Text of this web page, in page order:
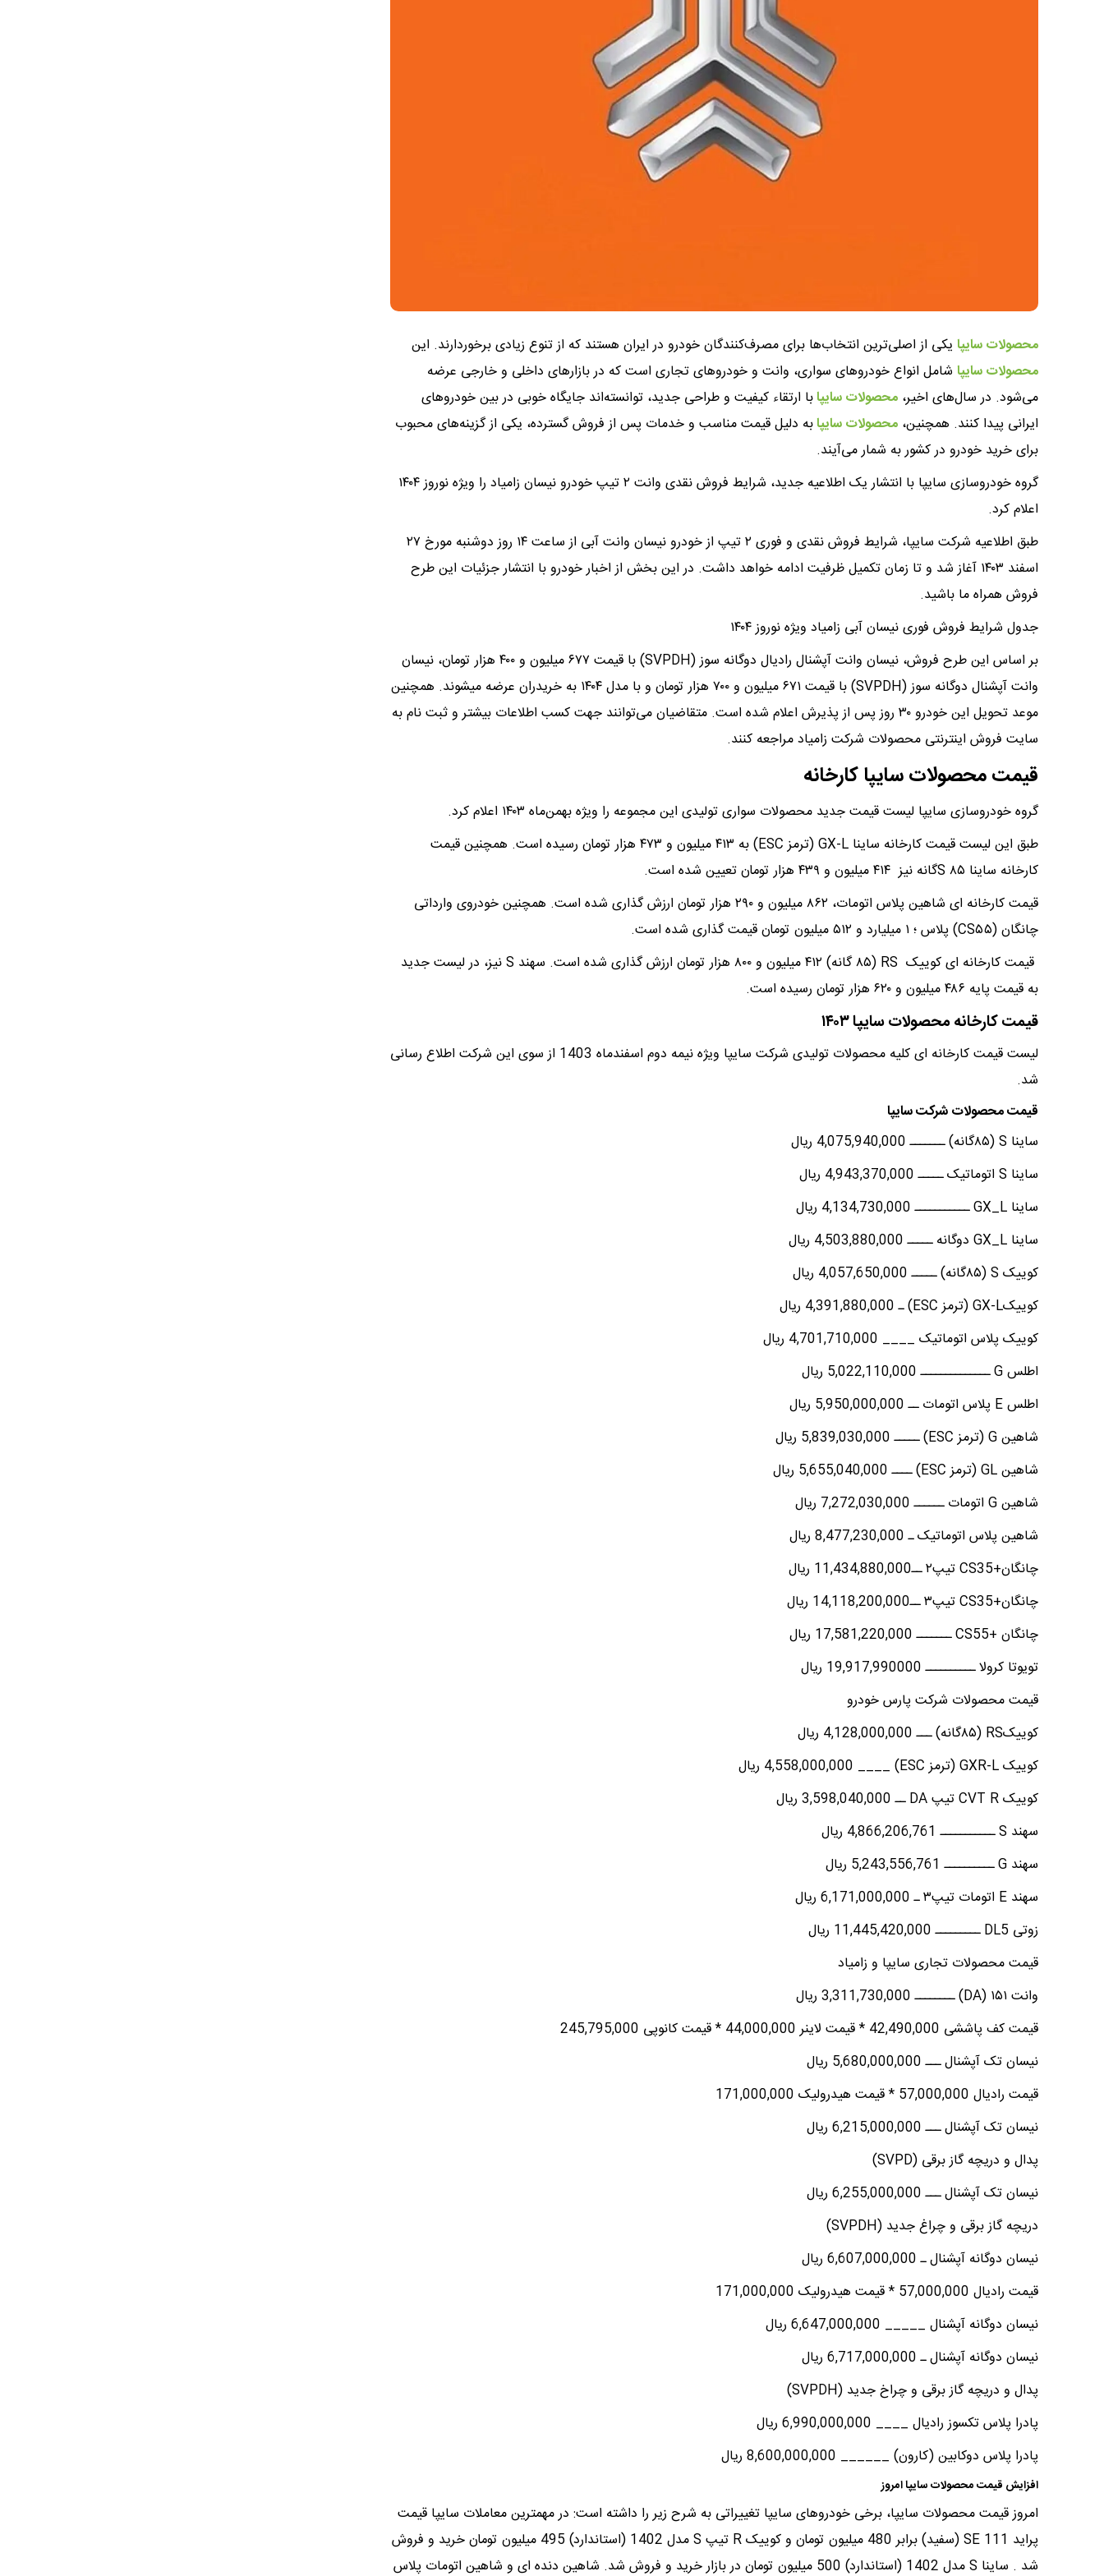
محصولات سایپا یکی از اصلی‌ترین انتخاب‌ها برای مصرف‌کنندگان خودرو در ایران هستند که از تنوع زیادی برخوردارند. این
محصولات سایپا شامل انواع خودروهای سواری، وانت و خودروهای تجاری است که در بازارهای داخلی و خارجی عرضه
می‌شود. در سال‌های اخیر، محصولات سایپابا ارتقاء کیفیت و طراحی جدید، توانسته‌اند جایگاه خوبی در بین خودروهای
ایرانی پیدا کنند. همچنین، محصولات سایپابه دلیل قیمت مناسب و خدمات پس از فروش گسترده، یکی از گزینه‌های محبوب
برای خرید خودرو در کشور به شمار می‌آیند.
گروه خودروسازی سایپا با انتشار یک اطلاعیه جدید، شرایط فروش نقدی وانت ۲ تیپ خودرو نیسان زامیاد را ویژه نوروز ۱۴۰۴
اعلام کرد.
طبق اطلاعیه شرکت سایپا، شرایط فروش نقدی و فوری ۲ تیپ از خودرو نیسان وانت آبی از ساعت ۱۴ روز دوشنبه مورخ ۲۷
اسفند ۱۴۰۳ آغاز شد و تا زمان تکمیل ظرفیت ادامه خواهد داشت. در این بخش از اخبار خودرو با انتشار جزئیات این طرح
فروش همراه ما باشید.
جدول شرایط فروش فوری نیسان آبی زامیاد ویژه نوروز ۱۴۰۴
بر اساس این طرح فروش، نیسان وانت آپشنال رادیال دوگانه سوز (SVPDH) با قیمت ۶۷۷ میلیون و ۴۰۰ هزار تومان، نیسان
وانت آپشنال دوگانه سوز (SVPDH) با قیمت ۶۷۱ میلیون و ۷۰۰ هزار تومان و با مدل ۱۴۰۴ به خریدران عرضه میشوند. همچنین
موعد تحویل این خودرو ۳۰ روز پس از پذیرش اعلام شده است. متقاضیان می‌توانند جهت کسب اطلاعات بیشتر و ثبت نام به
سایت فروش اینترنتی محصولات شرکت زامیاد مراجعه کنند.
قیمت محصولات سایپا کارخانه
گروه خودروسازی سایپا لیست قیمت جدید محصولات سواری تولیدی این مجموعه را ویژه بهمن‌ماه ۱۴۰۳ اعلام کرد.
طبق این لیست قیمت کارخانه ساینا GX-L (ترمز ESC) به ۴۱۳ میلیون و ۴۷۳ هزار تومان رسیده است. همچنین قیمت
کارخانه ساینا S ۸۵گانه نیز ۴۱۴ میلیون و ۴۳۹ هزار تومان تعیین شده است.
قیمت کارخانه ای شاهین پلاس اتومات، ۸۶۲ میلیون و ۲۹۰ هزار تومان ارزش گذاری شده است. همچنین خودروی وارداتی
چانگان (CS۵۵) پلاس ؛ ۱ میلیارد و ۵۱۲ میلیون تومان قیمت گذاری شده است.
قیمت کارخانه ای کوییک RS (۸۵ گانه) ۴۱۲ میلیون و ۸۰۰ هزار تومان ارزش گذاری شده است. سهند S نیز، در لیست جدید
به قیمت پایه ۴۸۶ میلیون و ۶۲۰ هزار تومان رسیده است.
قیمت کارخانه محصولات سایپا ۱۴۰۳
لیست قیمت کارخانه ای کلیه محصولات تولیدی شرکت سایپا ویژه نیمه دوم اسفندماه 1403 از سوی این شرکت اطلاع رسانی
شد.
قیمت محصولات شرکت سایپا
ساینا S (۸۵گانه) ـــــــ 4,075,940,000 ریال
ساینا S اتوماتیک ـــــ 4,943,370,000 ریال
ساینا GX_L ـــــــــــ 4,134,730,000 ریال
ساینا GX_L دوگانه ـــــ 4,503,880,000 ریال
کوییک S (۸۵گانه) ـــــ 4,057,650,000 ریال
کوییکGX-L (ترمز ESC) ـ 4,391,880,000 ریال
کوییک پلاس اتوماتیک ____ 4,701,710,000 ریال
اطلس G ــــــــــــــ 5,022,110,000 ریال
اطلس E پلاس اتومات ــ 5,950,000,000 ریال
شاهین G (ترمز ESC) ـــــ 5,839,030,000 ریال
شاهین GL (ترمز ESC) ــــ 5,655,040,000 ریال
شاهین G اتومات ــــــ 7,272,030,000 ریال
شاهین پلاس اتوماتیک ـ 8,477,230,000 ریال
چانگان+CS35 تیپ۲ ــ11,434,880,000 ریال
چانگان+CS35 تیپ۳ ــ14,118,200,000 ریال
چانگان +CS55 ـــــــ 17,581,220,000 ریال
تویوتا کرولا ــــــــــ 19,917,990000 ریال
قیمت محصولات شرکت پارس خودرو
کوییکRS (۸۵گانه) ـــ 4,128,000,000 ریال
کوییک GXR-L (ترمز ESC) ____ 4,558,000,000 ریال
کوییک CVT R تیپ DA ــ 3,598,040,000 ریال
سهند S ـــــــــــ 4,866,206,761 ریال
سهند G ــــــــــ 5,243,556,761 ریال
سهند E اتومات تیپ۳ ـ 6,171,000,000 ریال
زوتی DL5 ـــــــــ 11,445,420,000 ریال
قیمت محصولات تجاری سایپا و زامیاد
وانت ۱۵۱ (‌DA) ــــــــ 3,311,730,000 ریال
قیمت کف پاششی 42,490,000 * قیمت لاینر 44,000,000 * قیمت کانوپی 245,795,000
نیسان تک آپشنال ـــ 5,680,000,000 ریال
قیمت رادیال 57,000,000 * قیمت هیدرولیک 171,000,000
نیسان تک آپشنال ـــ 6,215,000,000 ریال
پدال و دریچه گاز برقی (‌SVPD)
نیسان تک آپشنال ـــ 6,255,000,000 ریال
دریچه گاز برقی و چراغ جدید (‌SVPDH)
نیسان دوگانه آپشنال ـ 6,607,000,000 ریال
قیمت رادیال 57,000,000 * قیمت هیدرولیک 171,000,000
نیسان دوگانه آپشنال _____ 6,647,000,000 ریال
نیسان دوگانه آپشنال ـ 6,717,000,000 ریال
پدال و دریچه گاز برقی و چراخ جدید (‌SVPDH)
پادرا پلاس تکسوز رادیال ____ 6,990,000,000 ریال
پادرا پلاس دوکابین (کارون) ______ 8,600,000,000 ریال
افزایش قیمت محصولات سایپا امروز
امروز قیمت محصولات سایپا، برخی خودروهای سایپا تغییراتی به شرح زیر را داشته است: در مهمترین معاملات سایپا قیمت
پراید 111 SE (سفید) برابر 480 میلیون تومان و کوییک R تیپ S مدل 1402 (استاندارد) 495 میلیون تومان خرید و فروش
شد . ساینا S مدل 1402 (استاندارد) 500 میلیون تومان در بازار خرید و فروش شد. شاهین دنده ای و شاهین اتومات پلاس